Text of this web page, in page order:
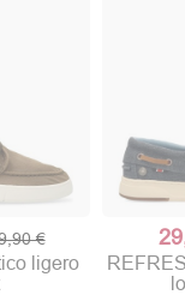
€
ligero